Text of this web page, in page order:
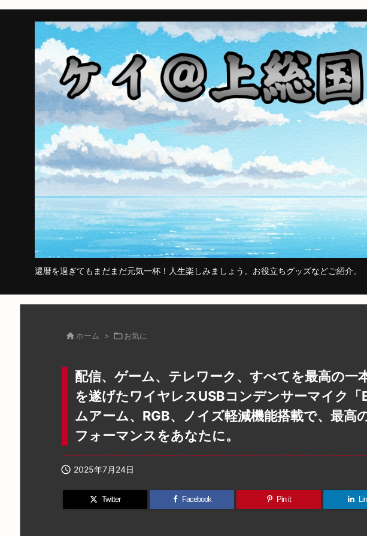
還暦を過ぎてもまだまだ元気一杯！人生楽しみましょう。お役立ちグッズなどご紹介。
 ホーム > お気に
配信、ゲーム、テレワーク、すべてを最高の一
を遂げたワイヤレスUSBコンデンサーマイク
ムアーム、RGB、ノイズ軽減機能搭載で、最高
フォーマンスをあなたに。
 2025年7月24日
Twitter Facebook Pin it